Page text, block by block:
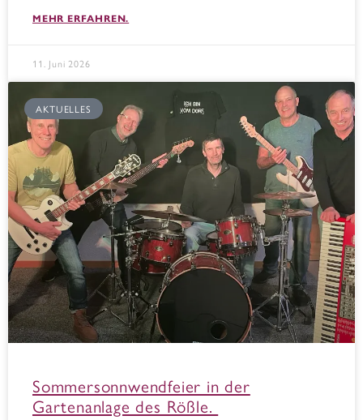
MEHR ERFAHREN.
11. Juni 2026
AKTUELLES
Sommersonnwendfeier in der
Gartenanlage des Rößle.